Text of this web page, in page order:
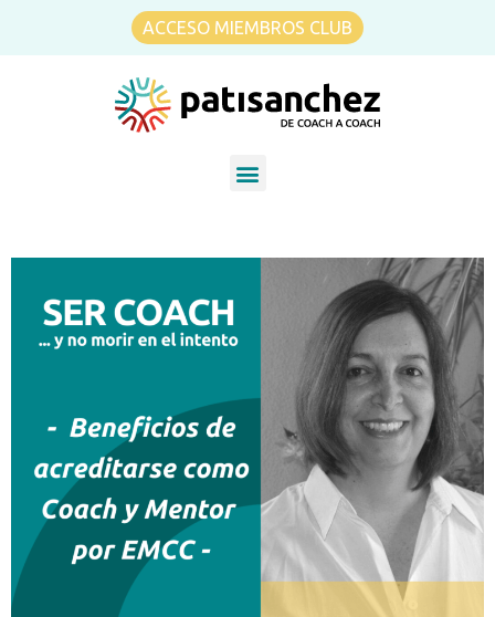
ACCESO MIEMBROS CLUB